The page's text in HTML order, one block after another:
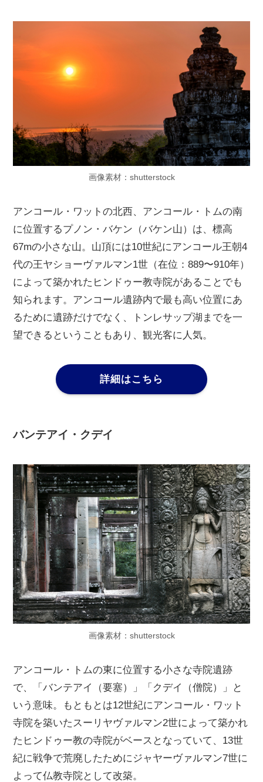
画像素材：shutterstock
アンコール・ワットの北西、アンコール・トムの南
に位置するプノン・バケン（バケン山）は、標高
67mの小さな山。山頂には10世紀にアンコール王朝4
代の王ヤショーヴァルマン1世（在位：889〜910年）
によって築かれたヒンドゥー教寺院があることでも
知られます。アンコール遺跡内で最も高い位置にあ
るために遺跡だけでなく、トンレサップ湖までを一
望できるということもあり、観光客に人気。
詳細はこちら
バンテアイ・クデイ
画像素材：shutterstock
アンコール・トムの東に位置する小さな寺院遺跡
で、「バンテアイ（要塞）」「クデイ（僧院）」と
いう意味。もともとは12世紀にアンコール・ワット
寺院を築いたスーリヤヴァルマン2世によって築かれ
たヒンドゥー教の寺院がベースとなっていて、13世
紀に戦争で荒廃したためにジャヤーヴァルマン7世に
よって仏教寺院として改築。